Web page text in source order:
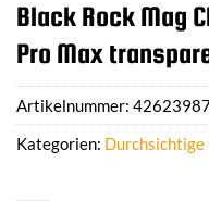
Black Rock Mag
Pro Max
Artikelnummer:
Kategorien: Durchsichtige